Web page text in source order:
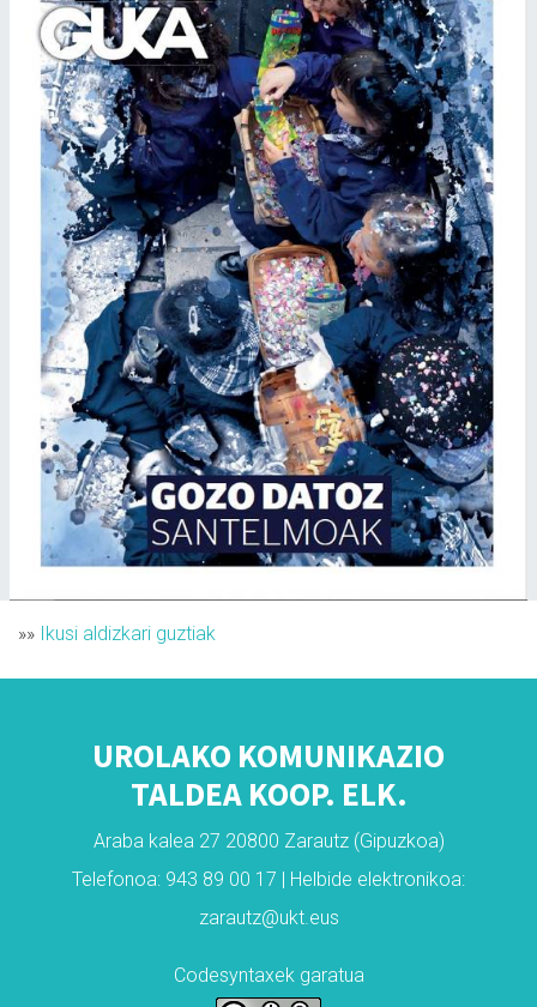
»» Ikusi aldizkari guztiak
UROLAKO KOMUNIKAZIO
TALDEA KOOP. ELK.
Araba kalea 27 20800 Zarautz (Gipuzkoa)
Telefonoa: 943 89 00 17 | Helbide elektronikoa:
zarautz@ukt.eus
Codesyntaxek garatua